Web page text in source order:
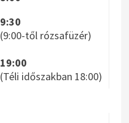
9:30
(9:00-től rózsafüzér)
19:00
(Téli időszakban 18:00)